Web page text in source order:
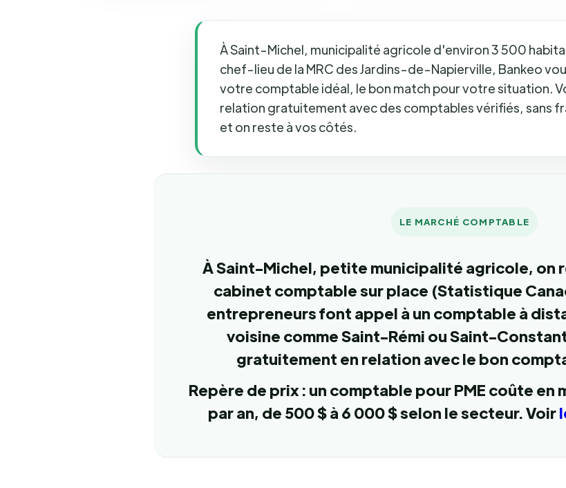
À Saint-Michel, municipalité agricole d'environ 3 500
chef-lieu de la MRC des Jardins-de-Napierville, Bankeo
votre comptable idéal, le bon match pour votre situation.
relation gratuitement avec des comptables vérifiés, sans
et on reste à vos côtés.
LE MARCHÉ COMPTABLE
À Saint-Michel, petite municipalité agricole, on
cabinet comptable sur place (Statistique
entrepreneurs font appel à un comptable à
voisine comme Saint-Rémi ou Saint-
gratuitement en relation avec le bon
Repère de prix : un comptable pour PME coûte en
par an, de 500 $ à 6 000 $ selon le secteur. Voir